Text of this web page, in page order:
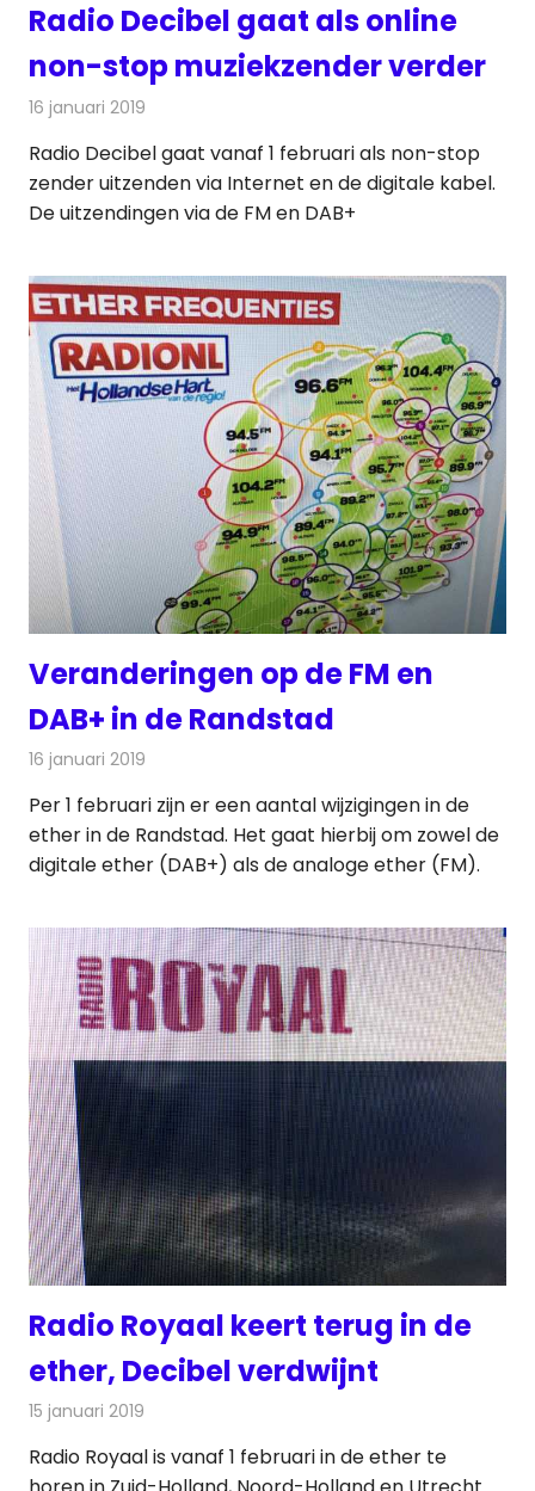
Radio Decibel gaat als online
non-stop muziekzender verder
16 januari 2019
Radio Decibel gaat vanaf 1 februari als non-stop
zender uitzenden via Internet en de digitale kabel.
De uitzendingen via de FM en DAB+
Veranderingen op de FM en
DAB+ in de Randstad
16 januari 2019
Per 1 februari zijn er een aantal wijzigingen in de
ether in de Randstad. Het gaat hierbij om zowel de
digitale ether (DAB+) als de analoge ether (FM).
Radio Royaal keert terug in de
ether, Decibel verdwijnt
15 januari 2019
Radio Royaal is vanaf 1 februari in de ether te